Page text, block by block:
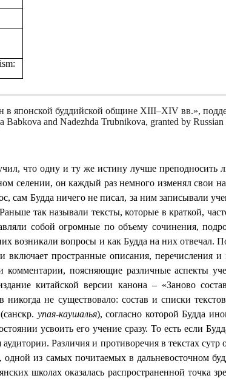
в японской буддийской общине XIII‒XIV вв.»,
Babkova and Nadezhda Trubnikova, granted by
что одну и ту же истину лучше преподносить
селении, он каждый раз немного изменял свои
сам Будда ничего не писал, за ним записывали
так называли тексты, которые в краткой,
собой огромные по объему сочинения,
возникали вопросы и как Будда на них отвечал.
пространные описания, перечисления
поясняющие различные аспекты
китайской версии канона ‒ «Заново
не существовало: состав и списки
упая-каушалья), согласно которой Будда
усвоить его учение сразу. То есть если
Различия и противоречия в текстах
из самых почитаемых в дальневосточном
школах оказалась распространенной точка